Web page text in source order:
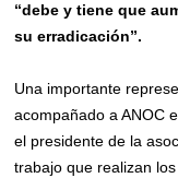
“debe y tiene que
su erradicación”.
Una importante
acompañado a ANOC
el presidente de la
trabajo que realizan